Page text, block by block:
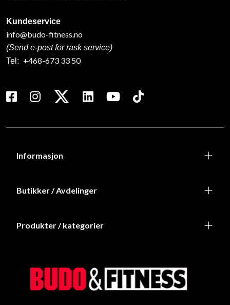
Kundeservice
info@budo-fitness.no
(Send e-post for rask service)
Tel: +468-673 33 50
Informasjon
Butikker / Avdelinger
Produkter / kategorier